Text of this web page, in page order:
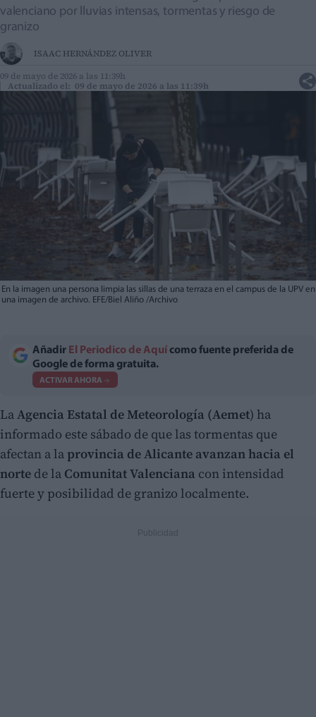
valenciano por lluvias intensas, tormentas y riesgo de
granizo
ISAAC HERNÁNDEZ OLIVER
09 de mayo de 2026 a las 11:39h
Actualizado el: 09 de mayo de 2026 a las 11:39h
En la imagen una persona limpia las sillas de una terraza en el campus de la UPV en
una imagen de archivo. EFE/Biel Aliño /Archivo
Añadir El Periodico de Aquí como fuente preferida de
Google de forma gratuita.
ACTIVAR AHORA
LaAgencia Estatal de Meteorología (Aemet) ha
informado este sábado de que las tormentas que
afectan a laprovincia de Alicante avanzan hacia el
norte de la Comunitat Valenciana con intensidad
fuerte y posibilidad de granizo localmente.